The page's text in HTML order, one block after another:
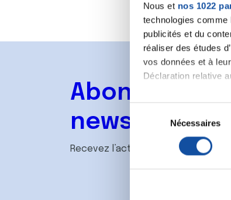
Nous et nos 1022
technologies comme
publicités et du
réaliser des études
vos données et à
Déclaration relative
Si vous le
Collecter des
digitales).
Pour en savoir plus
. Vous
é
e
Nécessaires
Abonnez-
newsletter
Recevez l’actualité de la Ligue.